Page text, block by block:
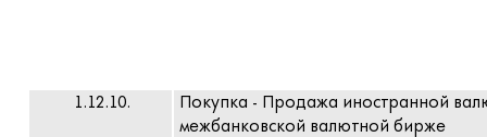
1.12.10.
Покупка - Продажа иностранной
межбанковской валютной бирже